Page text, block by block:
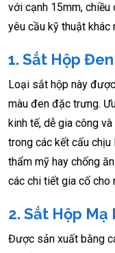
với cạnh 15mm, chiều
yêu cầu kỹ thuật khác
1. Sắt Hộp Đen
Loại sắt hộp này
màu đen đặc trưng.
kinh tế, dễ gia công
trong các kết cấu
thẩm mỹ hay chống
các chi tiết gia cố cho
2. Sắt Hộp Mạ
Được sản xuất bằng